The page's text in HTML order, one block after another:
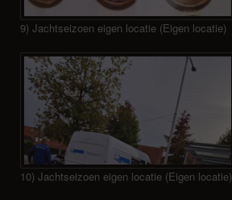
9) Jachtseizoen eigen locatie (Eigen locatie)
10) Jachtseizoen eigen locatie (Eigen locatie)